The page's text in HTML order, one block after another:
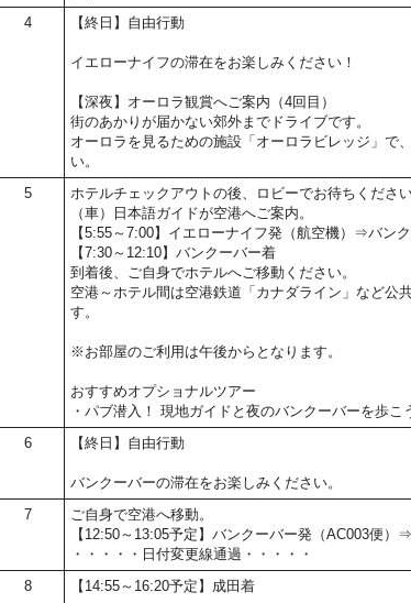
4 【終日】自由行動
イエローナイフの滞在をお楽しみください！
【深夜】オーロラ観賞へご案内（4回目）
街のあかりが届かない郊外までドライブです。
オーロラを見るための施設「オーロラビレッジ」で
い。
5
ホテルチェックアウトの後、ロビーでお待ちください
（車）日本語ガイドが空港へご案内。
【5:55～7:00】イエローナイフ発（航空機）⇒バン
【7:30～12:10】バンクーバー着
到着後、ご自身でホテルへご移動ください。
空港～ホテル間は空港鉄道「カナダライン」など公
す。
※お部屋のご利用は午後からとなります。
おすすめオプショナルツアー
・パブ潜入！ 現地ガイドと夜のバンクーバーを歩こ
6 【終日】自由行動
バンクーバーの滞在をお楽しみください。
7
ご自身で空港へ移動。
【12:50～13:05予定】バンクーバー発（AC003便）
・・・・・日付変更線通過・・・・・
8 【14:55～16:20予定】成田着